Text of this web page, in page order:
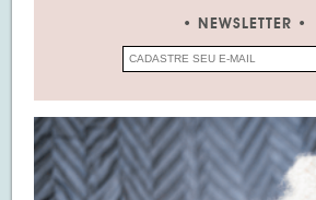
NEWSLETTER